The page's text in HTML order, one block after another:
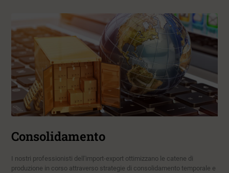
Consolidamento
I nostri professionisti dell'import-export ottimizzano le catene di
produzione in corso attraverso strategie di consolidamento temporale e